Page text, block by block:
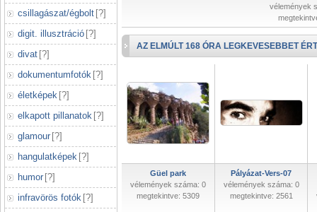
csillagászat/égbolt [?]
digit. illusztráció [?]
divat [?]
dokumentumfotók [?]
életképek [?]
elkapott pillanatok [?]
glamour [?]
hangulatképek [?]
humor [?]
infravörös fotók [?]
vélemények
AZ ELMÚLT 168 ÓRA LEGKEVESEBBET
Güel park
vélemények száma: 0
megtekintve: 5309
Pályázat-Vers-07
vélemények száma: 0
megtekintve: 2561